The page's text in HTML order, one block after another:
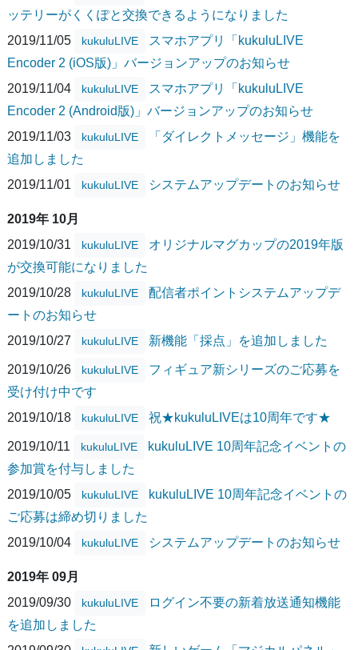
ッテリーがくくぽと交換できるようになりました
2019/11/05
kukuluLIVE
スマホアプリ「kukuluLIVE
Encoder 2 (iOS版)」バージョンアップのお知らせ
2019/11/04
kukuluLIVE
スマホアプリ「kukuluLIVE
Encoder 2 (Android版)」バージョンアップのお知らせ
2019/11/03
kukuluLIVE
「ダイレクトメッセージ」機能を
追加しました
2019/11/01
kukuluLIVE システムアップデートのお知らせ
2019年 10月
2019/10/31
kukuluLIVE
オリジナルマグカップの2019年版
が交換可能になりました
2019/10/28
kukuluLIVE
配信者ポイントシステムアップデ
ートのお知らせ
2019/10/27
kukuluLIVE 新機能「採点」を追加しました
2019/10/26 kukuluLIVE
フィギュア新シリーズのご応募を
受け付け中です
2019/10/18
kukuluLIVE 祝★kukuluLIVEは10周年です★
2019/10/11 kukuluLIVE
kukuluLIVE 10周年記念イベントの
参加賞を付与しました
2019/10/05
kukuluLIVE
kukuluLIVE 10周年記念イベントの
ご応募は締め切りました
2019/10/04
kukuluLIVE システムアップデートのお知らせ
2019年 09月
2019/09/30
kukuluLIVE
ログイン不要の新着放送通知機能
を追加しました